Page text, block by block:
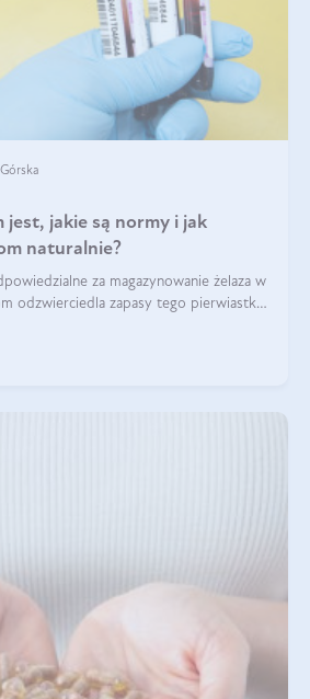
jest, jakie są normy i jak
naturalnie?
za magazynowanie żelaza w
odzwierciedla zapasy tego pierwiastka.